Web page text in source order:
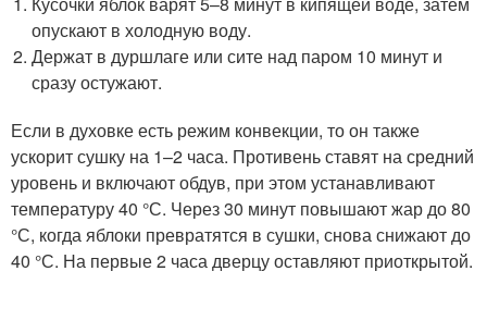
опускают в холодную воду.
Держат в дуршлаге или сите над паром 10 минут и
сразу остужают.
Если в духовке есть режим конвекции, то он также
ускорит сушку на 1–2 часа. Противень ставят на средний
уровень и включают обдув, при этом устанавливают
температуру 40 °С. Через 30 минут повышают жар до 80
°С, когда яблоки превратятся в сушки, снова снижают до
40 °С. На первые 2 часа дверцу оставляют приоткрытой.